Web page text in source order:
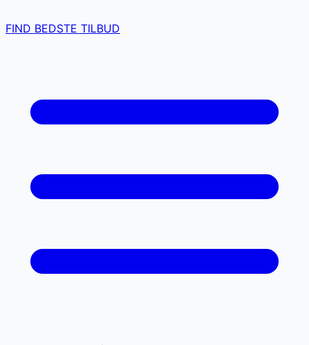
FIND BEDSTE TILBUD